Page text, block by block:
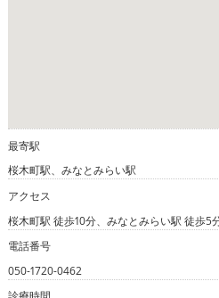
最寄駅
桜木町駅、みなとみらい駅
アクセス
桜木町駅 徒歩10分、みなとみらい駅 徒歩5
電話番号
050-1720-0462